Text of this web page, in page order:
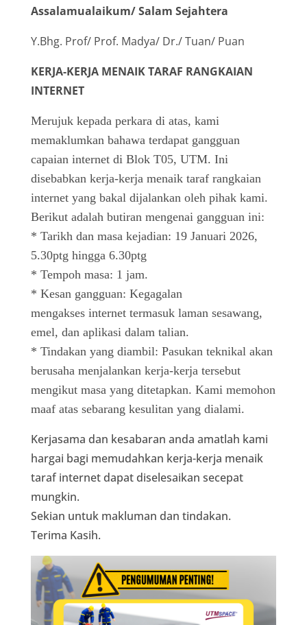
Assalamualaikum/ Salam Sejahtera
Y.Bhg. Prof/ Prof. Madya/ Dr./ Tuan/ Puan
KERJA-KERJA MENAIK TARAF RANGKAIAN
INTERNET
Merujuk kepada perkara di atas, kami
memaklumkan bahawa terdapat gangguan
capaian internet di Blok T05, UTM. Ini
disebabkan kerja-kerja menaik taraf rangkaian
internet yang bakal dijalankan oleh pihak kami.
Berikut adalah butiran mengenai gangguan ini:
* Tarikh dan masa kejadian: 19 Januari 2026,
5.30ptg hingga 6.30ptg
* Tempoh masa: 1 jam.
* Kesan gangguan: Kegagalan
mengakses internet termasuk laman sesawang,
emel, dan aplikasi dalam talian.
* Tindakan yang diambil: Pasukan teknikal akan
berusaha menjalankan kerja-kerja tersebut
mengikut masa yang ditetapkan. Kami memohon
maaf atas sebarang kesulitan yang dialami.
Kerjasama dan kesabaran anda amatlah kami
hargai bagi memudahkan kerja-kerja menaik
taraf internet dapat diselesaikan secepat
mungkin.
Sekian untuk makluman dan tindakan.
Terima Kasih.